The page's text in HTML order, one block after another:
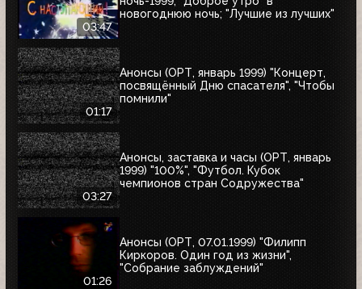
03:47
новогоднюю ночь; "Лучшие из лучших"
01:17
Анонсы (ОРТ, январь 1999) "Концерт,
посвящённый Дню спасателя", "Чтобы
помнили"
03:27
Анонсы, заставка и часы (ОРТ, январь
1999) "100%", "Футбол. Кубок
чемпионов стран Содружества"
01:26
Анонсы (ОРТ, 07.01.1999) "Филипп
Киркоров. Один год из жизни",
"Собрание заблуждений"